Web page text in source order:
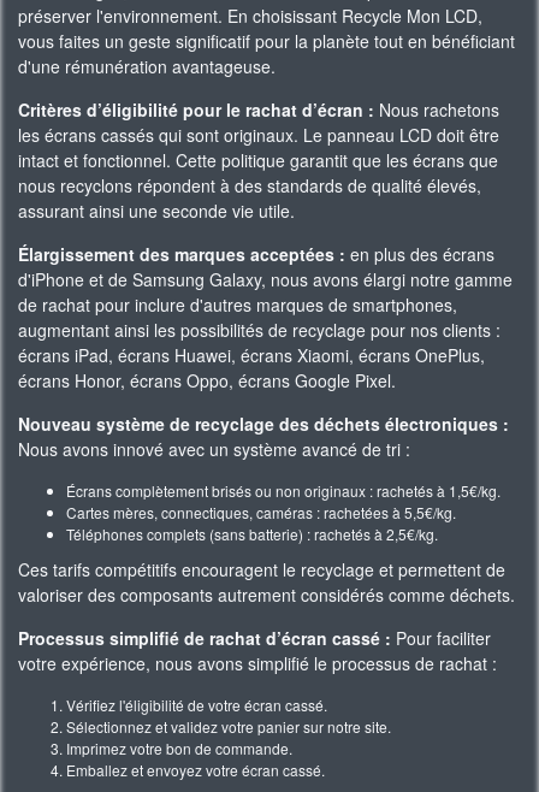
préserver l'environnement. En choisissant Recycle Mon LCD,
vous faites un geste significatif pour la planète tout en bénéficiant
d'une rémunération avantageuse.
Critères d’éligibilité pour le rachat d’écran : Nous rachetons
les écrans cassés qui sont originaux. Le panneau LCD doit être
intact et fonctionnel. Cette politique garantit que les écrans que
nous recyclons répondent à des standards de qualité élevés,
assurant ainsi une seconde vie utile.
Élargissement des marques acceptées : en plus des écrans
d'iPhone et de Samsung Galaxy, nous avons élargi notre gamme
de rachat pour inclure d'autres marques de smartphones,
augmentant ainsi les possibilités de recyclage pour nos clients :
écrans iPad, écrans Huawei, écrans Xiaomi, écrans OnePlus,
écrans Honor, écrans Oppo, écrans Google Pixel.
Nouveau système de recyclage des déchets électroniques :
Nous avons innové avec un système avancé de tri :
Écrans complètement brisés ou non originaux : rachetés à 1,5€/kg.
Cartes mères, connectiques, caméras : rachetées à 5,5€/kg.
Téléphones complets (sans batterie) : rachetés à 2,5€/kg.
Ces tarifs compétitifs encouragent le recyclage et permettent de
valoriser des composants autrement considérés comme déchets.
Processus simplifié de rachat d’écran cassé : Pour faciliter
votre expérience, nous avons simplifié le processus de rachat :
Vérifiez l'éligibilité de votre écran cassé.
Sélectionnez et validez votre panier sur notre site.
Imprimez votre bon de commande.
Emballez et envoyez votre écran cassé.